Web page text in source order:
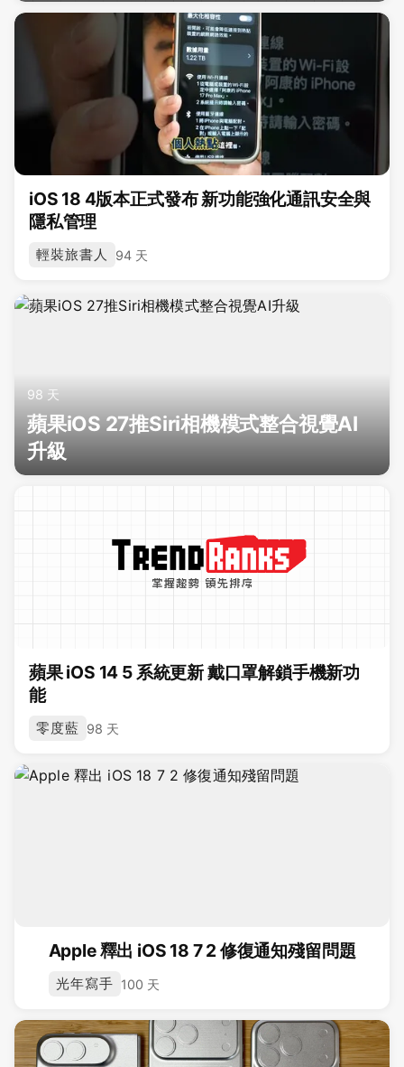
iOS 18 4版本正式發布 新功能強化通訊安全與
隱私管理
輕裝旅書人 94 天
98 天
蘋果iOS 27推Siri相機模式整合視覺AI
升級
蘋果 iOS 14 5 系統更新 戴口罩解鎖手機新功
能
零度藍 98 天
Apple 釋出 iOS 18 7 2 修復通知殘留問題
光年寫手 100 天